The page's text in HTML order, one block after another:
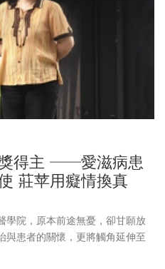
得主 ──愛滋病患
莊苹用癡情換真
學院，原本前途無憂，卻甘願放
與患者的關懷，更將觸角延伸至
棄地陪伴著。莊苹自稱「白